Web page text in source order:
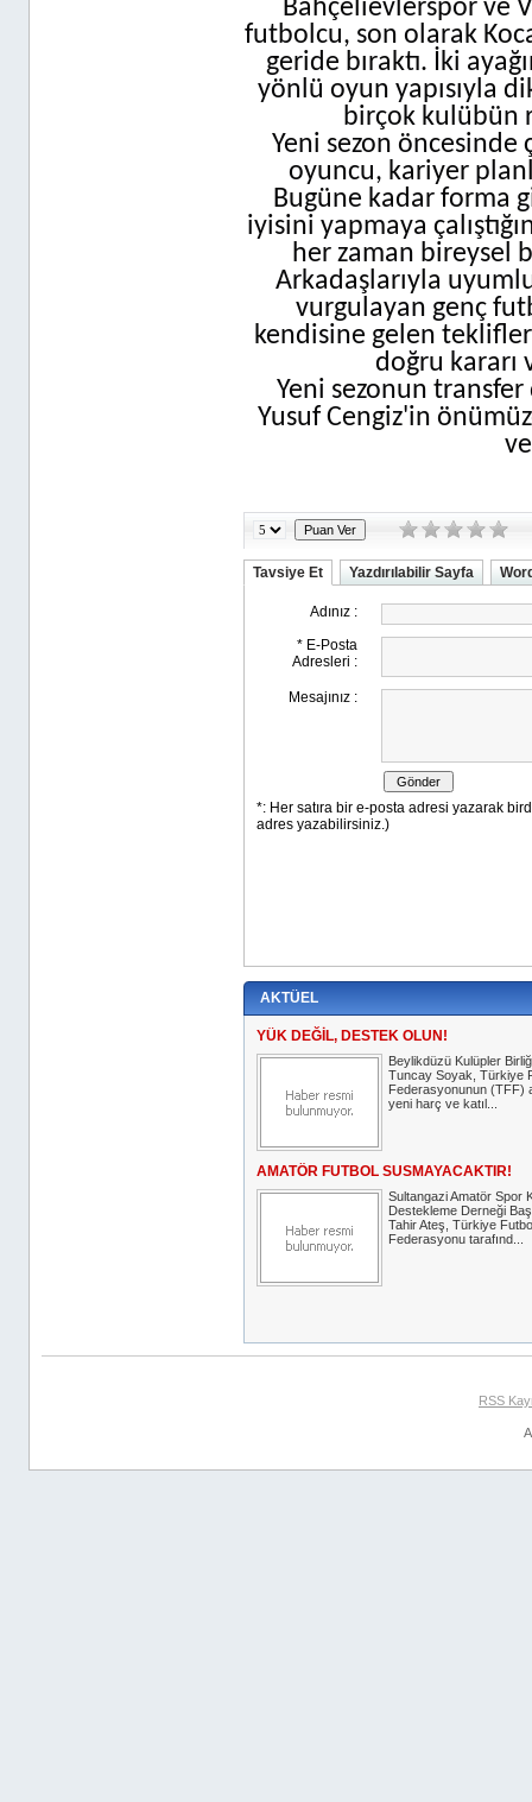
Bahçelievlerspor ve
futbolcu, son olarak
geride bıraktı. İki
yönlü oyun yapısıyla
birçok kulübün
Yeni sezon öncesinde
oyuncu, kariyer
Bugüne kadar forma
iyisini yapmaya
her zaman bireysel
Arkadaşlarıyla
vurgulayan genç
kendisine gelen
doğru
Yeni sezonun
Yusuf Cengiz'in
Tavsiye Et Yazdırılabilir Sayfa
AKTÜEL
YÜK DEĞİL, DESTEK OLUN!
Beylikdüzü Kulüpler
Tuncay Soyak, Türkiye
Federasyonunun (TFF)
yeni harç ve katıl...
AMATÖR FUTBOL SUSMAYACAKTIR!
Sultangazi Amatör Spor
Destekleme Derneği
Tahir Ateş, Türkiye
Federasyonu tarafınd...
RSS